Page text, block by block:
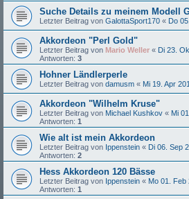
Suche Details zu meinem Modell
Letzter Beitrag von GalottaSport170 « Do
Akkordeon "Perl Gold"
Letzter Beitrag von Mario Weller « Di 23.
Antworten: 3
Hohner Ländlerperle
Letzter Beitrag von damusm « Mi 19. Apr
Akkordeon "Wilhelm Kruse"
Letzter Beitrag von Michael Kushkov « Mi
Antworten: 1
Wie alt ist mein Akkordeon
Letzter Beitrag von Ippenstein « Di 06. Sep
Antworten: 2
Hess Akkordeon 120 Bässe
Letzter Beitrag von Ippenstein « Mo 01. Feb
Antworten: 1